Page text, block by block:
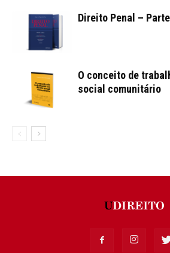
Direito Penal –
O conceito de
social comunitário